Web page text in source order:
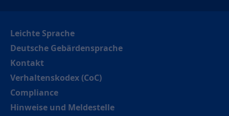
Leichte Sprache
Deutsche Gebärdensprache
Kontakt
Verhaltenskodex (CoC)
Compliance
Hinweise und Meldestelle